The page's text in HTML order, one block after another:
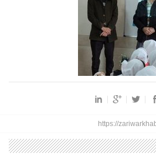
https://